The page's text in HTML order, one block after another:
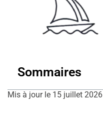
Sommaires
Mis à jour le 15 juillet 2026